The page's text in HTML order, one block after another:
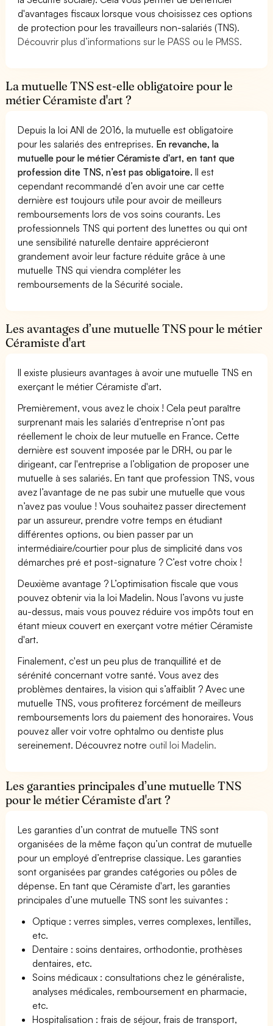
d'avantages fiscaux lorsque vous choisissez ces options
de protection pour les travailleurs non-salariés (TNS).
Découvrir plus d’informations sur le PASS ou le PMSS.
La mutuelle TNS est-elle obligatoire pour le
métier Céramiste d'art ?
Depuis la loi ANI de 2016, la mutuelle est obligatoire
pour les salariés des entreprises. En revanche, la
mutuelle pour le métier Céramiste d'art, en tant que
profession dite TNS, n’est pas obligatoire.Il est
cependant recommandé d’en avoir une car cette
dernière est toujours utile pour avoir de meilleurs
remboursements lors de vos soins courants. Les
professionnels TNS qui portent des lunettes ou qui ont
une sensibilité naturelle dentaire apprécieront
grandement avoir leur facture réduite grâce à une
mutuelle TNS qui viendra compléter les
remboursements de la Sécurité sociale.
Les avantages d’une mutuelle TNS pour le métier
Céramiste d'art
Il existe plusieurs avantages à avoir une mutuelle TNS en
exerçant le métier Céramiste d'art.
Premièrement, vous avez le choix ! Cela peut paraître
surprenant mais les salariés d’entreprise n’ont pas
réellement le choix de leur mutuelle en France. Cette
dernière est souvent imposée par le DRH, ou par le
dirigeant, car l'entreprise a l’obligation de proposer une
mutuelle à ses salariés. En tant que profession TNS, vous
avez l’avantage de ne pas subir une mutuelle que vous
n’avez pas voulue ! Vous souhaitez passer directement
par un assureur, prendre votre temps en étudiant
différentes options, ou bien passer par un
intermédiaire/courtier pour plus de simplicité dans vos
démarches pré et post-signature ? C’est votre choix !
Deuxième avantage ? L’optimisation fiscale que vous
pouvez obtenir via la loi Madelin. Nous l’avons vu juste
au-dessus, mais vous pouvez réduire vos impôts tout en
étant mieux couvert en exerçant votre métier Céramiste
d'art.
Finalement, c'est un peu plus de tranquillité et de
sérénité concernant votre santé. Vous avez des
problèmes dentaires, la vision qui s’affaiblit ? Avec une
mutuelle TNS, vous profiterez forcément de meilleurs
remboursements lors du paiement des honoraires. Vous
pouvez aller voir votre ophtalmo ou dentiste plus
sereinement. Découvrez notre outil loi Madelin.
Les garanties principales d’une mutuelle TNS
pour le métier Céramiste d'art ?
Les garanties d’un contrat de mutuelle TNS sont
organisées de la même façon qu’un contrat de mutuelle
pour un employé d’entreprise classique. Les garanties
sont organisées par grandes catégories ou pôles de
dépense. En tant que Céramiste d'art, les garanties
principales d’une mutuelle TNS sont les suivantes :
Optique : verres simples, verres complexes, lentilles,
etc.
Dentaire : soins dentaires, orthodontie, prothèses
dentaires, etc.
Soins médicaux : consultations chez le généraliste,
analyses médicales, remboursement en pharmacie,
etc.
Hospitalisation : frais de séjour, frais de transport,